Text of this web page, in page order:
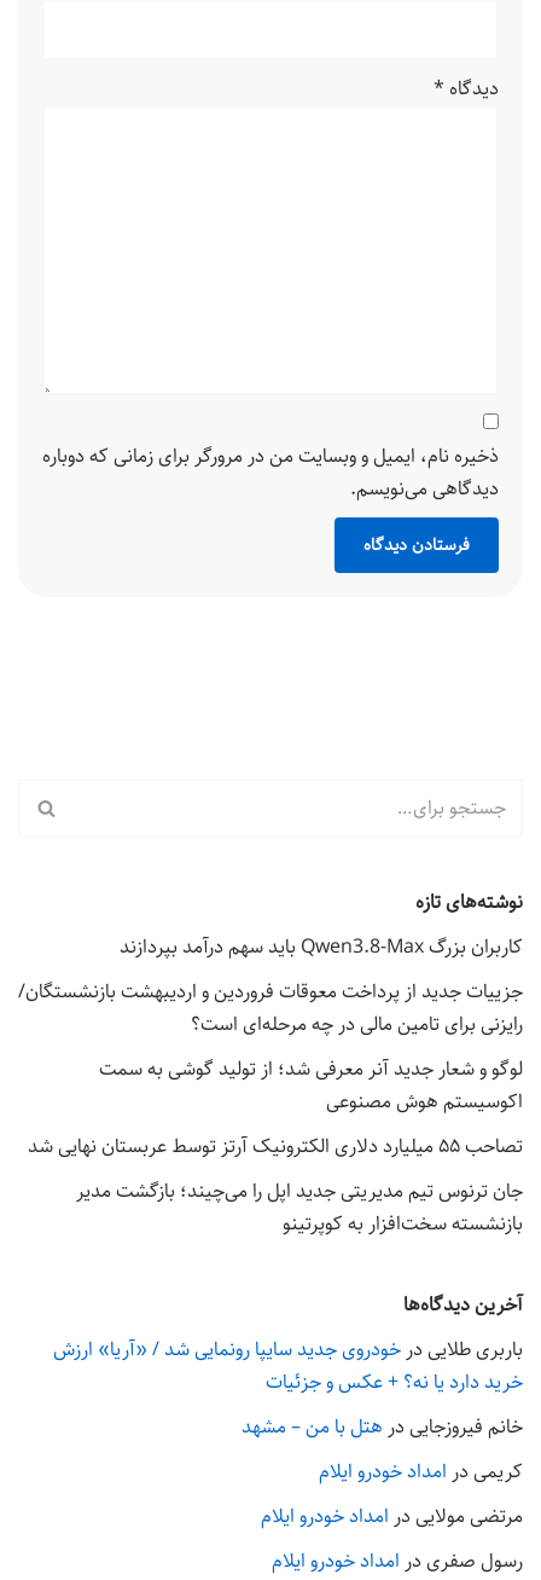
دیدگاه *
ذخیره نام، ایمیل و وبسایت من در مرورگر برای زمانی که دوباره
دیدگاهی می‌نویسم.
نوشته‌های تازه
کاربران بزرگ Qwen3.8-Max باید سهم درآمد بپردازند
جزییات جدید از پرداخت معوقات فروردین و اردیبهشت بازنشستگان/
رایزنی برای تامین مالی در چه مرحله‌ای است؟
لوگو و شعار جدید آنر معرفی شد؛ از تولید گوشی به سمت
اکوسیستم هوش مصنوعی
تصاحب ۵۵ میلیارد دلاری الکترونیک آرتز توسط عربستان نهایی شد
جان ترنوس تیم مدیریتی جدید اپل را می‌چیند؛ بازگشت مدیر
بازنشسته سخت‌افزار به کوپرتینو
آخرین دیدگاه‌ها
باربری طلایی در خودروی جدید سایپا رونمایی شد / «آریا» ارزش
خرید دارد یا نه؟ + عکس و جزئیات
خانم فیروزجایی در هتل با من – مشهد
کریمی در امداد خودرو ایلام
مرتضی مولایی در امداد خودرو ایلام
رسول صفری در امداد خودرو ایلام